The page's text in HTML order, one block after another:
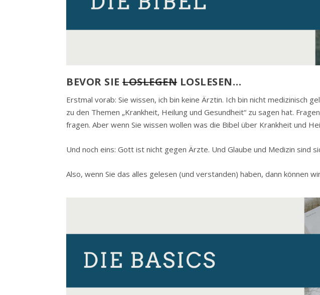
BEVOR SIE LOSLEGEN LOSLESEN…
Erstmal vorab: Sie wissen, ich bin keine Ärztin. Ich bin nicht medizinisch
zu den Themen „Krankheit, Heilung und Gesundheit“ zu sagen hat.
fragen. Aber wenn Sie wissen wollen was die Bibel über Krankheit und
Und noch eins: Gott ist nicht gegen Ärzte. Und Glaube und Medizin sind
Also, wenn Sie das alles gelesen (und verstanden) haben, dann können